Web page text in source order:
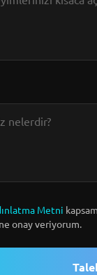
Metni
onay veriyorum.